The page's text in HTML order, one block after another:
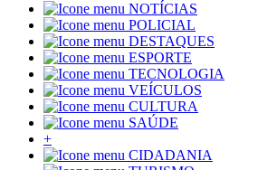
NOTÍCIAS
POLICIAL
DESTAQUES
ESPORTE
TECNOLOGIA
VEÍCULOS
CULTURA
SAÚDE
+
CIDADANIA